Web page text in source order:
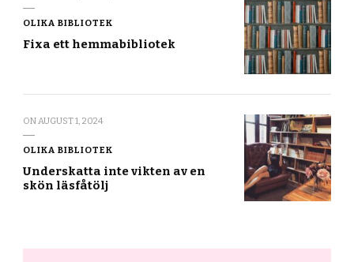
OLIKA BIBLIOTEK
Fixa ett hemmabibliotek
ON AUGUST 1, 2024
OLIKA BIBLIOTEK
Underskatta inte vikten av en
skön läsfåtölj